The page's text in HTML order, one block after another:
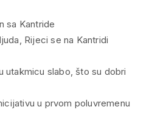
Rijeci se na Kantridi
utakmicu slabo, što su dobri
u prvom poluvremenu